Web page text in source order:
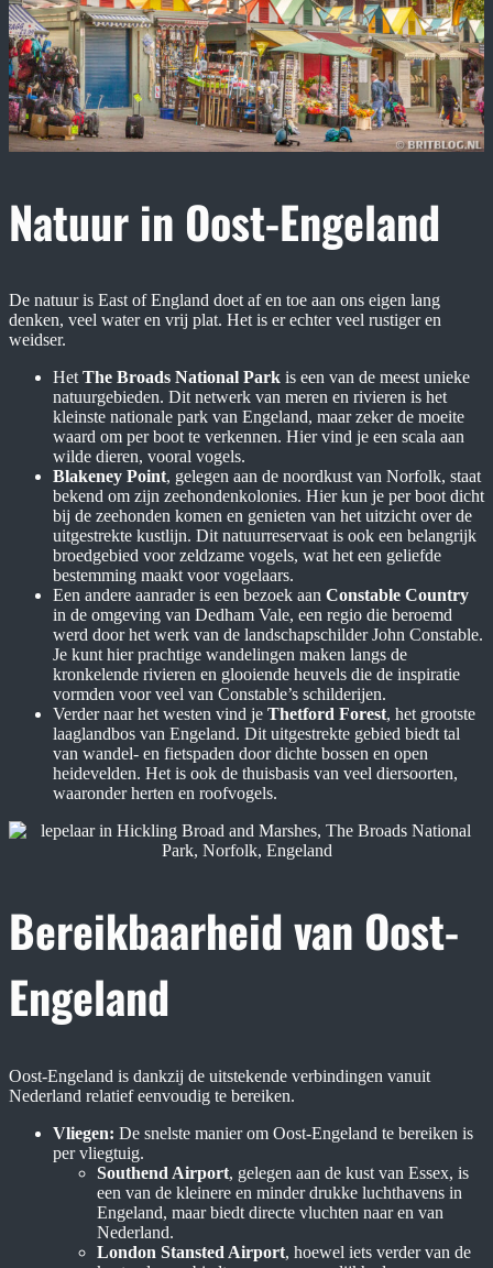
Natuur in Oost-Engeland
De natuur is East of England doet af en toe aan ons eigen lang
denken, veel water en vrij plat. Het is er echter veel rustiger en
weidser.
Het The Broads National Park is een van de meest unieke
natuurgebieden. Dit netwerk van meren en rivieren is het
kleinste nationale park van Engeland, maar zeker de moeite
waard om per boot te verkennen. Hier vind je een scala aan
wilde dieren, vooral vogels.
Blakeney Point, gelegen aan de noordkust van Norfolk, staat
bekend om zijn zeehondenkolonies. Hier kun je per boot dicht
bij de zeehonden komen en genieten van het uitzicht over de
uitgestrekte kustlijn. Dit natuurreservaat is ook een belangrijk
broedgebied voor zeldzame vogels, wat het een geliefde
bestemming maakt voor vogelaars.
Een andere aanrader is een bezoek aan Constable Country
in de omgeving van Dedham Vale, een regio die beroemd
werd door het werk van de landschapschilder John Constable.
Je kunt hier prachtige wandelingen maken langs de
kronkelende rivieren en glooiende heuvels die de inspiratie
vormden voor veel van Constable’s schilderijen.
Verder naar het westen vind je Thetford Forest, het grootste
laaglandbos van Engeland. Dit uitgestrekte gebied biedt tal
van wandel- en fietspaden door dichte bossen en open
heidevelden. Het is ook de thuisbasis van veel diersoorten,
waaronder herten en roofvogels.
Bereikbaarheid van Oost-
Engeland
Oost-Engeland is dankzij de uitstekende verbindingen vanuit
Nederland relatief eenvoudig te bereiken.
Vliegen: De snelste manier om Oost-Engeland te bereiken is
per vliegtuig.
Southend Airport, gelegen aan de kust van Essex, is
een van de kleinere en minder drukke luchthavens in
Engeland, maar biedt directe vluchten naar en van
Nederland.
London Stansted Airport, hoewel iets verder van de